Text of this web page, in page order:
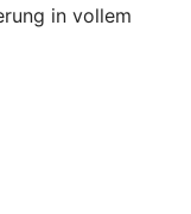
in vollem